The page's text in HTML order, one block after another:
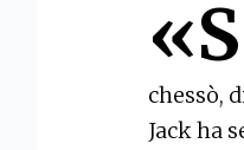
«S
chessò,
Jack ha